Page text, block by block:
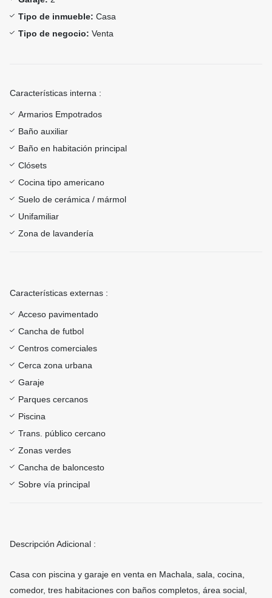
Tipo de inmueble: Casa
Tipo de negocio: Venta
Características interna :
Armarios Empotrados
Baño auxiliar
Baño en habitación principal
Clósets
Cocina tipo americano
Suelo de cerámica / mármol
Unifamiliar
Zona de lavandería
Características externas :
Acceso pavimentado
Cancha de futbol
Centros comerciales
Cerca zona urbana
Garaje
Parques cercanos
Piscina
Trans. público cercano
Zonas verdes
Cancha de baloncesto
Sobre vía principal
Descripción Adicional :
Casa con piscina y garaje en venta en Machala, sala, cocina,
comedor, tres habitaciones con baños completos, área social,